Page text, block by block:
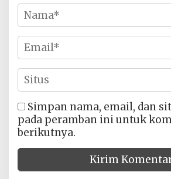
Simpan nama, email, dan
pada peramban ini untuk
berikutnya.